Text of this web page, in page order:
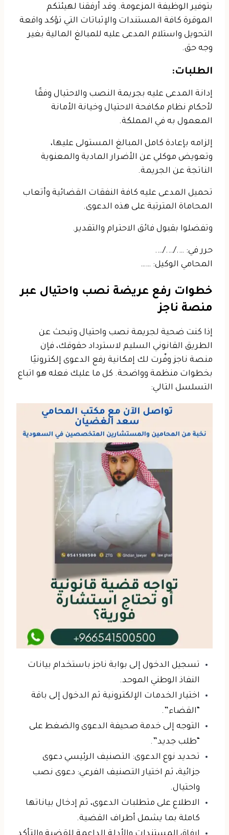
بتوفير الوظيفة المزعومة. وقد أرفقنا لهيئتكم
الموقرة كافة المستندات والإثباتات التي تؤكد واقعة
التحويل واستلام المدعى عليه للمبالغ المالية بغير
وجه حق.
الطلبات:
إدانة المدعى عليه بجريمة النصب والاحتيال وفقًا
لأحكام نظام مكافحة الاحتيال وخيانة الأمانة
المعمول به في المملكة.
إلزامه بإعادة كامل المبالغ المستولى عليها،
وتعويض موكلي عن الأضرار المادية والمعنوية
الناتجة عن الجريمة.
تحميل المدعى عليه كافة النفقات القضائية وأتعاب
المحاماة المترتبة على هذه الدعوى.
وتفضلوا بقبول فائق الاحترام والتقدير.
حرر في: …./…./….
المحامي الوكيل: ……
خطوات رفع عريضة نصب واحتيال عبر
منصة ناجز
إذا كنت ضحية لجريمة نصب واحتيال وتبحث عن
الطريق القانوني السليم لاسترداد حقوقك، فإن
منصة ناجز وفّرت لك إمكانية رفع الدعوى إلكترونيًا
بخطوات منظمة وواضحة. كل ما عليك فعله هو اتباع
التسلسل التالي:
تسجيل الدخول إلى بوابة ناجز باستخدام بيانات
النفاذ الوطني الموحد.
اختيار الخدمات الإلكترونية ثم الدخول إلى باقة
“القضاء”.
التوجه إلى خدمة صحيفة الدعوى والضغط على
“طلب جديد”.
تحديد نوع الدعوى: التصنيف الرئيسي دعوى
جزائية، ثم اختيار التصنيف الفرعي: دعوى نصب
واحتيال.
الاطلاع على متطلبات الدعوى، ثم إدخال بياناتها
كاملة بما يشمل أطراف القضية.